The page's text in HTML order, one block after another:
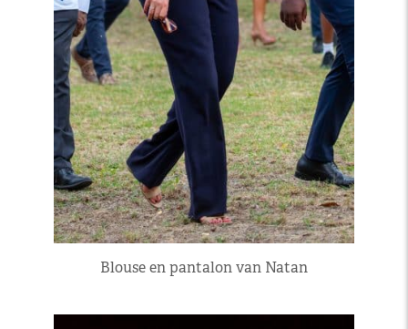
Blouse en pantalon van Natan